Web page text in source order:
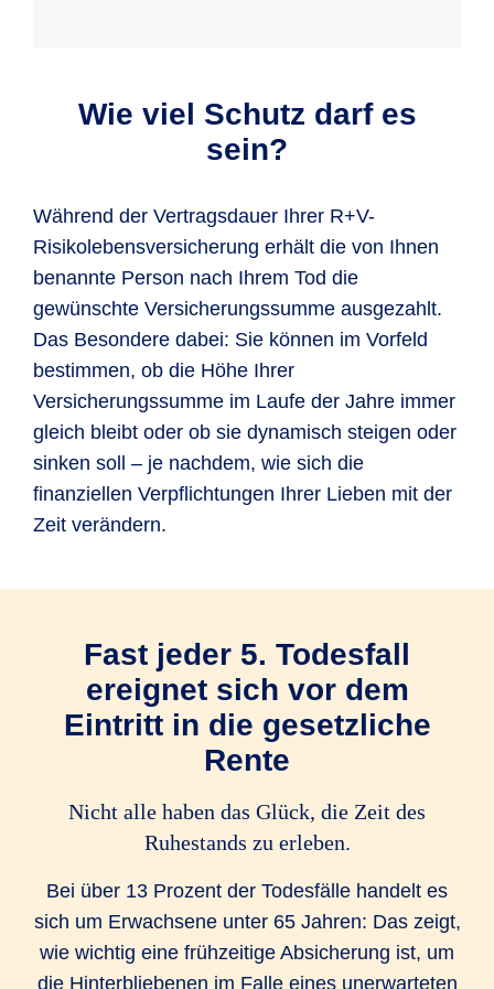
Wie viel Schutz darf es
sein?
Während der Vertragsdauer Ihrer R+V-
Risikolebensversicherung erhält die von Ihnen
benannte Person nach Ihrem Tod die
gewünschte Versicherungssumme ausgezahlt.
Das Besondere dabei: Sie können im Vorfeld
bestimmen, ob die Höhe Ihrer
Versicherungssumme im Laufe der Jahre immer
gleich bleibt oder ob sie dynamisch steigen oder
sinken soll – je nachdem, wie sich die
finanziellen Verpflichtungen Ihrer Lieben mit der
Zeit verändern.
Fast jeder 5. Todesfall
ereignet sich vor dem
Eintritt in die gesetzliche
Rente
Nicht alle haben das Glück, die Zeit des
Ruhestands zu erleben.
Bei über 13 Prozent der Todesfälle handelt es
sich um Erwachsene unter 65 Jahren: Das zeigt,
wie wichtig eine frühzeitige Absicherung ist, um
die Hinterbliebenen im Falle eines unerwarteten